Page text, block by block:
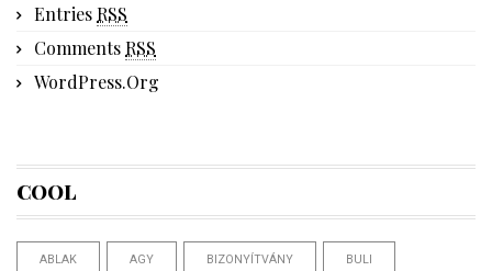
Entries RSS
Comments RSS
WordPress.org
COOL
ABLAK AGY BIZONYÍTVÁNY BULI